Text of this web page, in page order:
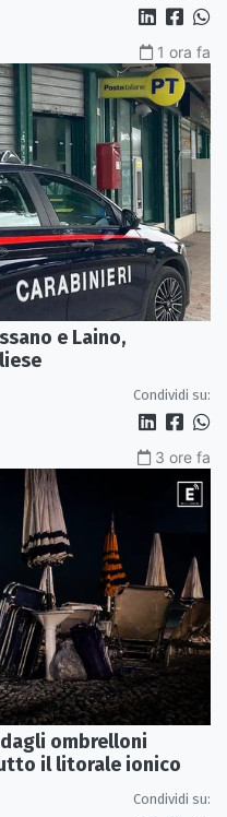
1 ora fa
e Laino,
Condividi su:
3 ore fa
ombrelloni
il litorale ionico
Condividi su: